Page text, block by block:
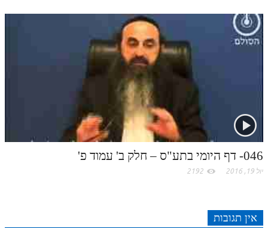
046- דף היומי בתע"ס – חלק ב' עמוד פ'
יול 19, 2016 2192
אין תגובות